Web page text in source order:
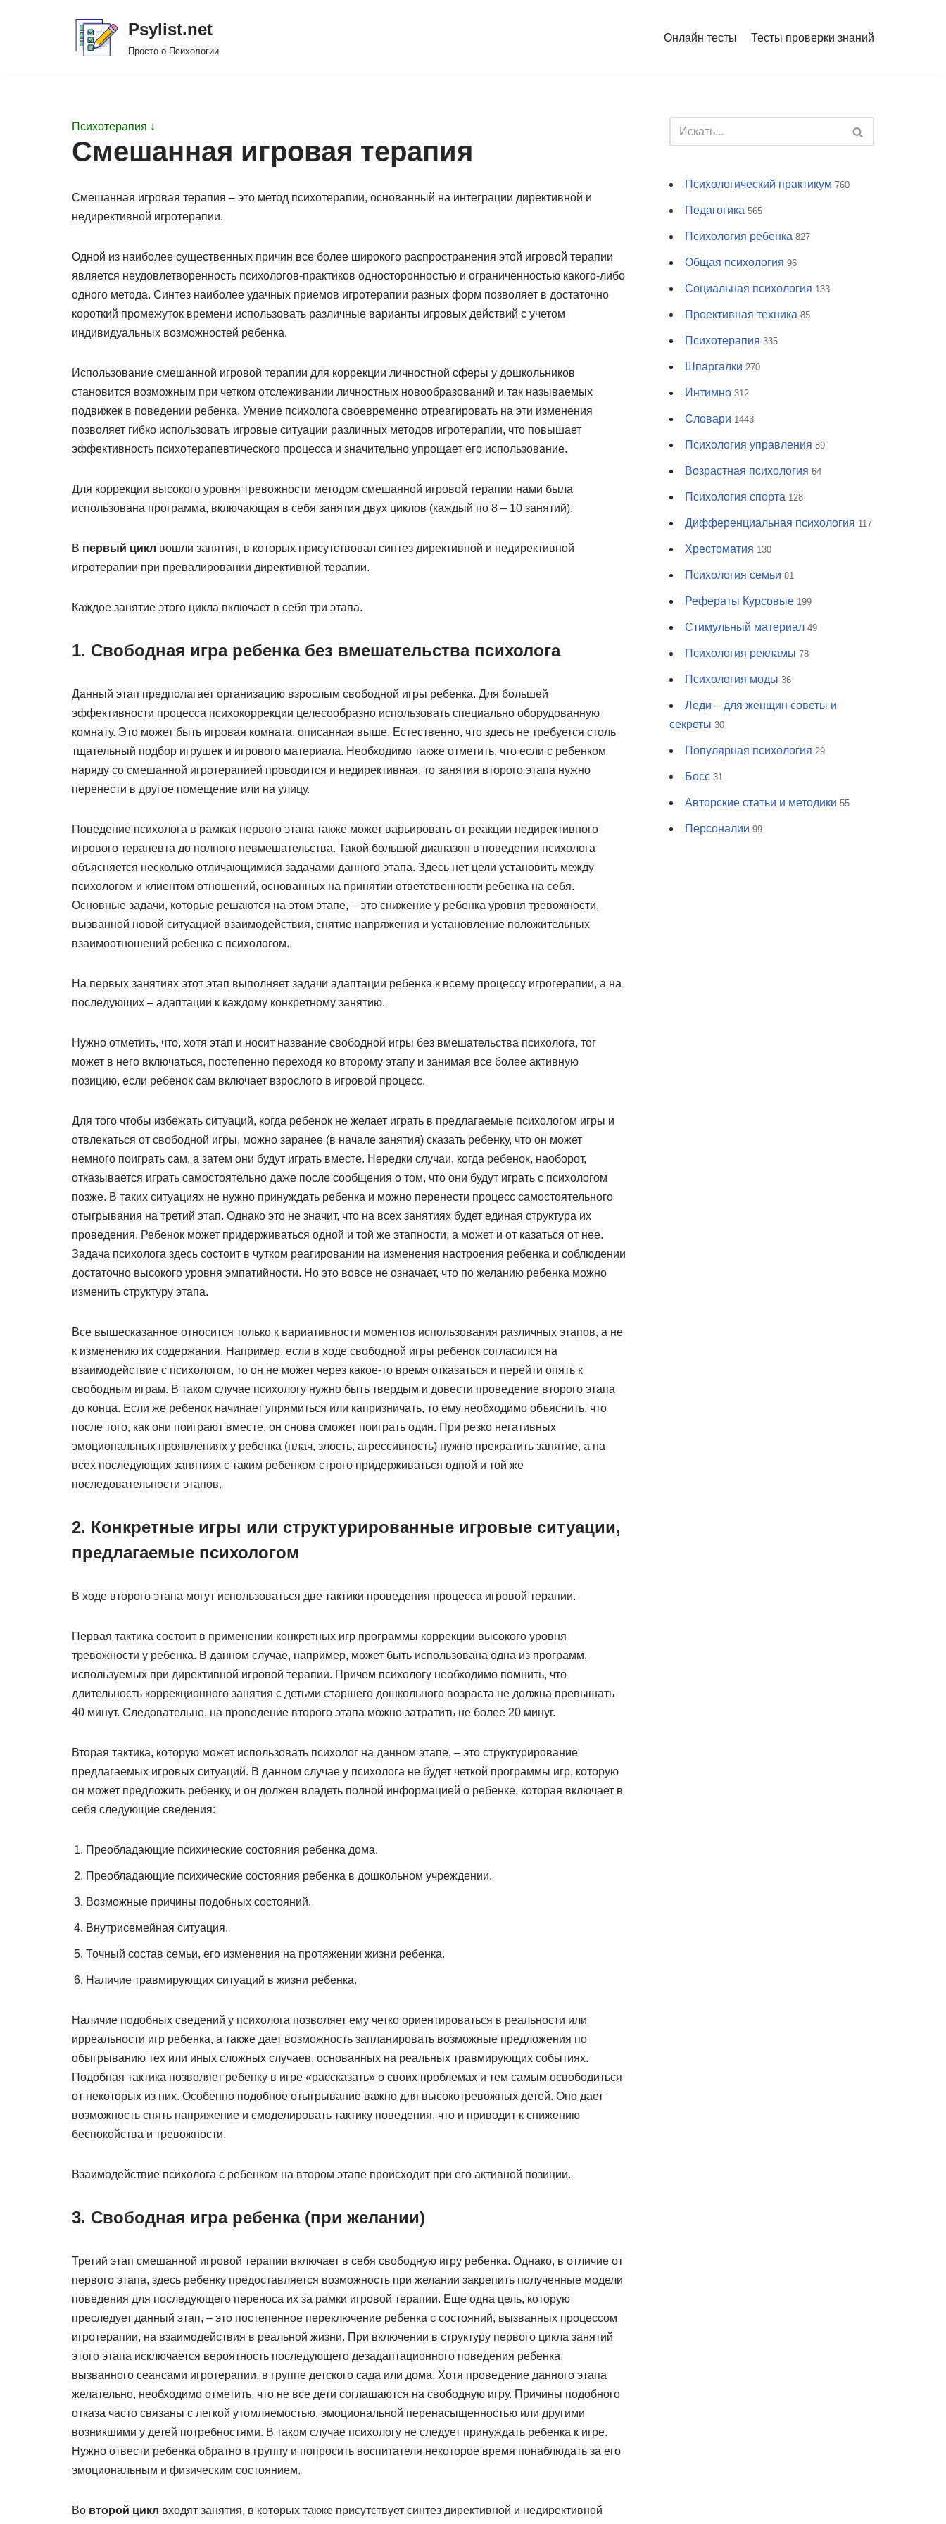
Psylist.net
Просто о Психологии
Онлайн тесты Тесты проверки знаний
Психотерапия ↓
Смешанная игровая терапия
Смешанная игровая терапия – это метод психотерапии, основанный на интеграции директивной и
недирективной игротерапии.
Одной из наиболее существенных причин все более широкого распространения этой игровой терапии
является неудовлетворенность психологов-практиков односторонностью и ограниченностью какого-либо
одного метода. Синтез наиболее удачных приемов игротерапии разных форм позволяет в достаточно
короткий промежуток времени использовать различные варианты игровых действий с учетом
индивидуальных возможностей ребенка.
Использование смешанной игровой терапии для коррекции личностной сферы у дошкольников
становится возможным при четком отслеживании личностных новообразований и так называемых
подвижек в поведении ребенка. Умение психолога своевременно отреагировать на эти изменения
позволяет гибко использовать игровые ситуации различных методов игротерапии, что повышает
эффективность психотерапевтического процесса и значительно упрощает его использование.
Для коррекции высокого уровня тревожности методом смешанной игровой терапии нами была
использована программа, включающая в себя занятия двух циклов (каждый по 8 – 10 занятий).
В первый цикл вошли занятия, в которых присутствовал синтез директивной и недирективной
игротерапии при превалировании директивной терапии.
Каждое занятие этого цикла включает в себя три этапа.
1. Свободная игра ребенка без вмешательства психолога
Данный этап предполагает организацию взрослым свободной игры ребенка. Для большей
эффективности процесса психокоррекции целесообразно использовать специально оборудованную
комнату. Это может быть игровая комната, описанная выше. Естественно, что здесь не требуется столь
тщательный подбор игрушек и игрового материала. Необходимо также отметить, что если с ребенком
наряду со смешанной игротерапией проводится и недирективная, то занятия второго этапа нужно
перенести в другое помещение или на улицу.
Поведение психолога в рамках первого этапа также может варьировать от реакции недирективного
игрового терапевта до полного невмешательства. Такой большой диапазон в поведении психолога
объясняется несколько отличающимися задачами данного этапа. Здесь нет цели установить между
психологом и клиентом отношений, основанных на принятии ответственности ребенка на себя.
Основные задачи, которые решаются на этом этапе, – это снижение у ребенка уровня тревожности,
вызванной новой ситуацией взаимодействия, снятие напряжения и установление положительных
взаимоотношений ребенка с психологом.
На первых занятиях этот этап выполняет задачи адаптации ребенка к всему процессу игрогерапии, а на
последующих – адаптации к каждому конкретному занятию.
Нужно отметить, что, хотя этап и носит название свободной игры без вмешательства психолога, тог
может в него включаться, постепенно переходя ко второму этапу и занимая все более активную
позицию, если ребенок сам включает взрослого в игровой процесс.
Для того чтобы избежать ситуаций, когда ребенок не желает играть в предлагаемые психологом игры и
отвлекаться от свободной игры, можно заранее (в начале занятия) сказать ребенку, что он может
немного поиграть сам, а затем они будут играть вместе. Нередки случаи, когда ребенок, наоборот,
отказывается играть самостоятельно даже после сообщения о том, что они будут играть с психологом
позже. В таких ситуациях не нужно принуждать ребенка и можно перенести процесс самостоятельного
отыгрывания на третий этап. Однако это не значит, что на всех занятиях будет единая структура их
проведения. Ребенок может придерживаться одной и той же этапности, а может и от казаться от нее.
Задача психолога здесь состоит в чутком реагировании на изменения настроения ребенка и соблюдении
достаточно высокого уровня эмпатийности. Но это вовсе не означает, что по желанию ребенка можно
изменить структуру этапа.
Все вышесказанное относится только к вариативности моментов использования различных этапов, а не
к изменению их содержания. Например, если в ходе свободной игры ребенок согласился на
взаимодействие с психологом, то он не может через какое-то время отказаться и перейти опять к
свободным играм. В таком случае психологу нужно быть твердым и довести проведение второго этапа
до конца. Если же ребенок начинает упрямиться или капризничать, то ему необходимо объяснить, что
после того, как они поиграют вместе, он снова сможет поиграть один. При резко негативных
эмоциональных проявлениях у ребенка (плач, злость, агрессивность) нужно прекратить занятие, а на
всех последующих занятиях с таким ребенком строго придерживаться одной и той же
последовательности этапов.
2. Конкретные игры или структурированные игровые ситуации,
предлагаемые психологом
В ходе второго этапа могут использоваться две тактики проведения процесса игровой терапии.
Первая тактика состоит в применении конкретных игр программы коррекции высокого уровня
тревожности у ребенка. В данном случае, например, может быть использована одна из программ,
используемых при директивной игровой терапии. Причем психологу необходимо помнить, что
длительность коррекционного занятия с детьми старшего дошкольного возраста не должна превышать
40 минут. Следовательно, на проведение второго этапа можно затратить не более 20 минуг.
Вторая тактика, которую может использовать психолог на данном этапе, – это структурирование
предлагаемых игровых ситуаций. В данном случае у психолога не будет четкой программы игр, которую
он может предложить ребенку, и он должен владеть полной информацией о ребенке, которая включает в
себя следующие сведения:
Преобладающие психические состояния ребенка дома.
Преобладающие психические состояния ребенка в дошкольном учреждении.
Возможные причины подобных состояний.
Внутрисемейная ситуация.
Точный состав семьи, его изменения на протяжении жизни ребенка.
Наличие травмирующих ситуаций в жизни ребенка.
Наличие подобных сведений у психолога позволяет ему четко ориентироваться в реальности или
ирреальности игр ребенка, а также дает возможность запланировать возможные предложения по
обыгрыванию тех или иных сложных случаев, основанных на реальных травмирующих событиях.
Подобная тактика позволяет ребенку в игре «рассказать» о своих проблемах и тем самым освободиться
от некоторых из них. Особенно подобное отыгрывание важно для высокотревожных детей. Оно дает
возможность снять напряжение и смоделировать тактику поведения, что и приводит к снижению
беспокойства и тревожности.
Взаимодействие психолога с ребенком на втором этапе происходит при его активной позиции.
3. Свободная игра ребенка (при желании)
Третий этап смешанной игровой терапии включает в себя свободную игру ребенка. Однако, в отличие от
первого этапа, здесь ребенку предоставляется возможность при желании закрепить полученные модели
поведения для последующего переноса их за рамки игровой терапии. Еще одна цель, которую
преследует данный этап, – это постепенное переключение ребенка с состояний, вызванных процессом
игротерапии, на взаимодействия в реальной жизни. При включении в структуру первого цикла занятий
этого этапа исключается вероятность последующего дезадаптационного поведения ребенка,
вызванного сеансами игротерапии, в группе детского сада или дома. Хотя проведение данного этапа
желательно, необходимо отметить, что не все дети соглашаются на свободную игру. Причины подобного
отказа часто связаны с легкой утомляемостью, эмоциональной перенасыщенностью или другими
возникшими у детей потребностями. В таком случае психологу не следует принуждать ребенка к игре.
Нужно отвести ребенка обратно в группу и попросить воспитателя некоторое время понаблюдать за его
эмоциональным и физическим состоянием.
Во второй цикл входят занятия, в которых также присутствует синтез директивной и недирективной
Психологический практикум 760
Педагогика 565
Психология ребенка 827
Общая психология 96
Социальная психология 133
Проективная техника 85
Психотерапия 335
Шпаргалки 270
Интимно 312
Словари 1443
Психология управления 89
Возрастная психология 64
Психология спорта 128
Дифференциальная психология 117
Хрестоматия 130
Психология семьи 81
Рефераты Курсовые 199
Стимульный материал 49
Психология рекламы 78
Психология моды 36
Леди – для женщин советы и
секреты 30
Популярная психология 29
Босс 31
Авторские статьи и методики 55
Персоналии 99